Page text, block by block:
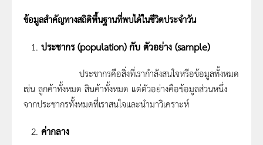
ข้อมูลสำคัญทางสถิติพื้นฐานที่พบได้ในชีวิตประจำวัน
ประชากร (population) กับ ตัวอย่าง (sample)
ประชากรคือสิ่งที่เรากำลังสนใจหรือข้อมูลทั้งหมด
เช่น ลูกค้าทั้งหมด สินค้าทั้งหมด แต่ตัวอย่างคือข้อมูลส่วนหนึ่ง
จากประชากรทั้งหมดที่เราสนใจและนำมาวิเคราะห์
ค่ากลาง